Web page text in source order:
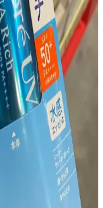
Kolajen
İçerikler
destekleyen
önerileri
teşvik
Bakımı
İncelemesi
cilt bakımı
topluluk içi tartışmalar
yaklaşımları
Çizgilerin